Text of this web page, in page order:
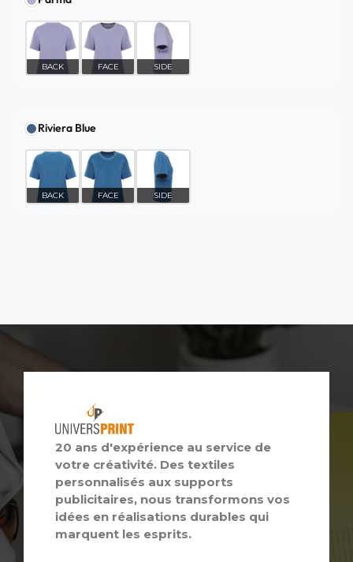
BACK FACE SIDE
Riviera Blue
BACK FACE SIDE
20 ans d'expérience au service de
votre créativité. Des textiles
personnalisés aux supports
publicitaires, nous transformons vos
idées en réalisations durables qui
marquent les esprits.